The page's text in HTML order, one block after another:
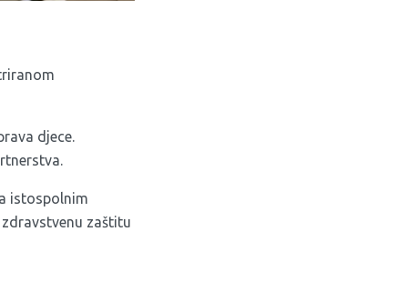
djece.
istospolnim
zaštitu